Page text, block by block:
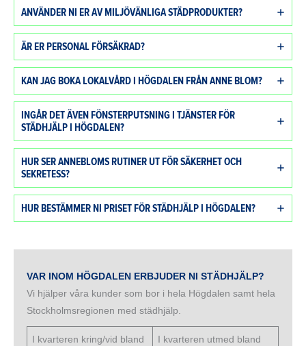
ANVÄNDER NI ER AV MILJÖVÄNLIGA STÄDPRODUKTER?
ÄR ER PERSONAL FÖRSÄKRAD?
KAN JAG BOKA LOKALVÅRD I HÖGDALEN FRÅN ANNE BLOM?
INGÅR DET ÄVEN FÖNSTERPUTSNING I TJÄNSTER FÖR
STÄDHJÄLP I HÖGDALEN?
HUR SER ANNEBLOMS RUTINER UT FÖR SÄKERHET OCH
SEKRETESS?
HUR BESTÄMMER NI PRISET FÖR STÄDHJÄLP I HÖGDALEN?
VAR INOM HÖGDALEN ERBJUDER NI STÄDHJÄLP?
Vi hjälper våra kunder som bor i hela Högdalen samt hela
Stockholmsregionen med städhjälp.
I kvarteren kring/vid bland
I kvarteren utmed bland